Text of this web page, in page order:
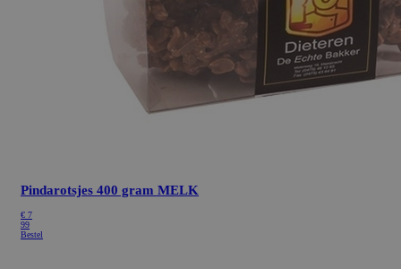
Pindarotsjes 400 gram MELK
€ 7
99
Bestel